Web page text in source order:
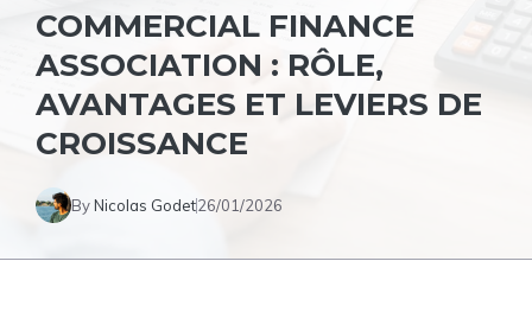
COMMERCIAL FINANCE
ASSOCIATION : RÔLE,
AVANTAGES ET LEVIERS DE
CROISSANCE
ByNicolas Godet26/01/2026